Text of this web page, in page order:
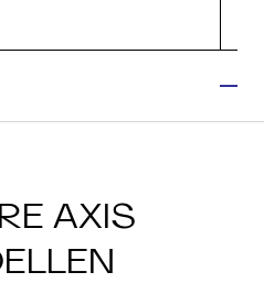
AXIS